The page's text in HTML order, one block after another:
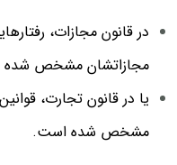
در قانون مجازات،
مجازاتشان مشخص
یا در قانون تجارت،
مشخص شده است.